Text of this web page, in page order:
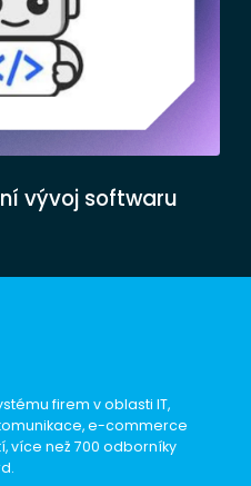
vývoj softwaru
firem v oblasti IT,
e-commerce
více než 700 odborníky